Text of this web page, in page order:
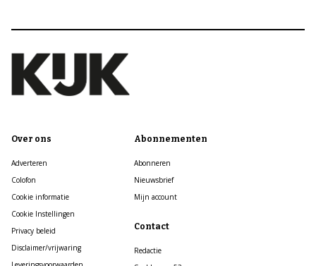
Over ons
Adverteren
Colofon
Cookie informatie
Cookie Instellingen
Privacy beleid
Disclaimer/vrijwaring
Abonnementen
Abonneren
Nieuwsbrief
Mijn account
Contact
Redactie